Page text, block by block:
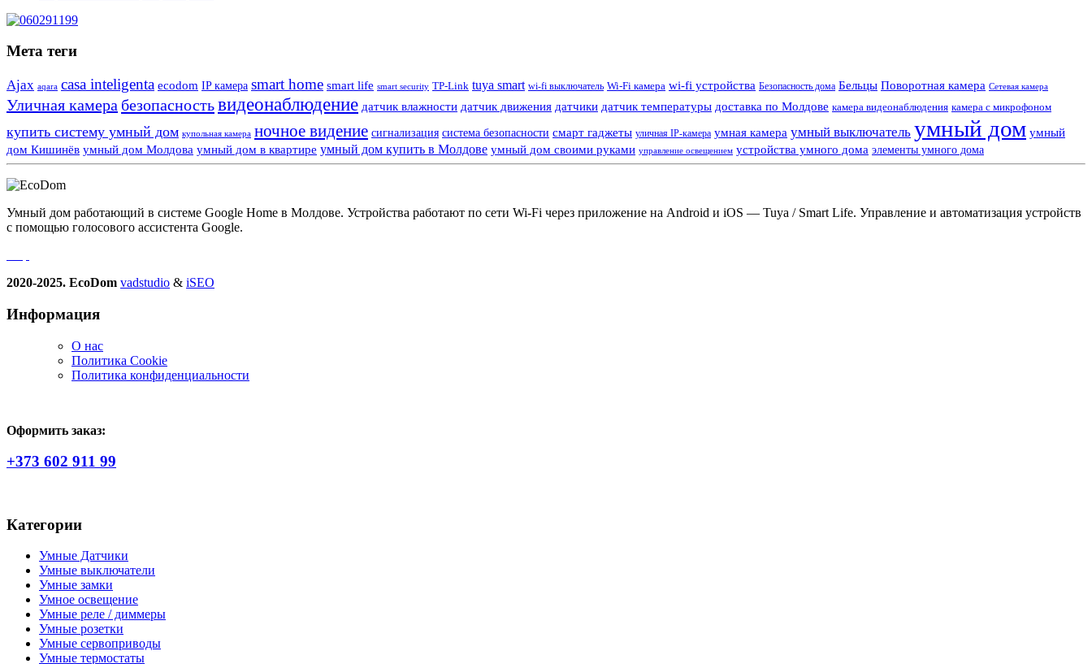
Мета теги
Ajax aqara casa inteligenta ecodom IP камера smart home smart life smart security TP-Link tuya smart wi-fi выключатель Wi-Fi камера wi-fi устройства Безопасность дома Бельцы Поворотная камера Сетевая камера
Уличная камера безопасностьвидеонаблюдение датчик влажности датчик движения датчики датчик температуры доставка по Молдове камера видеонаблюдения камера с микрофоном
купить систему умный дом купольная камера ночное видение сигнализация система безопасности смарт гаджеты уличная IP-камера умная камера умный выключатель умный дом умный
дом Кишинёв умный дом Молдова умный дом в квартире умный дом купить в Молдове умный дом своими руками управление освещением устройства умного дома элементы умного дома
Умный дом работающий в системе Google Home в Молдове. Устройства работают по сети Wi-Fi через приложение на Android и iOS — Tuya / Smart Life. Управление и автоматизация устройств
с помощью голосового ассистента Google.
2020-2025. EcoDom vadstudio & iSEO
Информация
О нас
Политика Сookie
Политика конфиденциальности
Оформить заказ:
+373 602 911 99
Категории
Умные Датчики
Умные выключатели
Умные замки
Умное освещение
Умные реле / диммеры
Умные розетки
Умные сервоприводы
Умные термостаты